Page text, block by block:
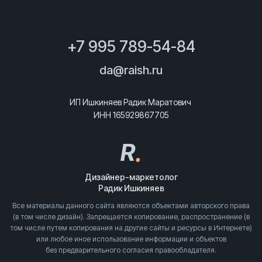
+7 995 789-54-84
da@raish.ru
ИП Ишкиняев Радик Маратович
ИНН 165929867705
R.
Дизайнер-маркетолог
Радик Ишкиняев
Все материалы данного сайта являются объектами авторского права
(в том числе дизайн). Запрещается копирование, распространение (в
том числе путем копирования на другие сайты и ресурсы в Интернете)
или любое иное использование информации и объектов
без предварительного согласия правообладателя.